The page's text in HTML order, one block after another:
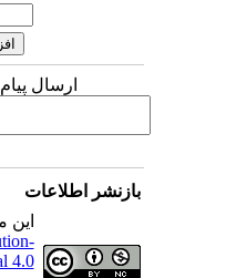
ارسال
بازنشر اطلاعات
این
4.0